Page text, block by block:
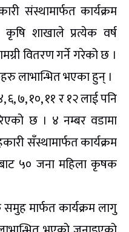
संस्थामार्फत कार्यक्रम
शाखाले प्रत्येक वर्ष
वितरण गर्ने गरेको छ ।
लाभान्भित भएका हुन् ।
७, १०, ११ र १२ लाई पनि
छ । ४ नम्बर वडामा
सँस्थामार्फत कार्यक्रम
५० जना महिला कृषक
मार्फत कार्यक्रम लागु